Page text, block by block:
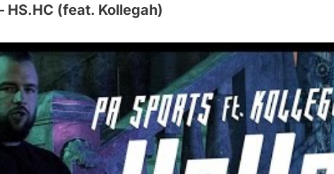
HS.HC (feat. Kollegah)